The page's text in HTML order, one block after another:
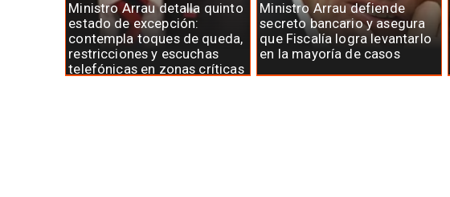
Ministro Arrau detalla quinto
estado de excepción:
contempla toques de queda,
restricciones y escuchas
telefónicas en zonas críticas
Ministro Arrau defiende
secreto bancario y asegura
que Fiscalía logra levantarlo
en la mayoría de casos